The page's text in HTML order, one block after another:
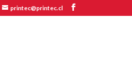
printec@printec.cl